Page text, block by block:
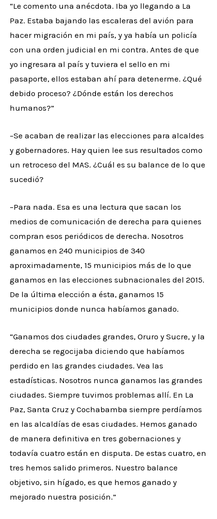
“Le comento una anécdota. Iba yo llegando a La
Paz. Estaba bajando las escaleras del avión para
hacer migración en mi país, y ya había un policía
con una orden judicial en mi contra. Antes de que
yo ingresara al país y tuviera el sello en mi
pasaporte, ellos estaban ahí para detenerme. ¿Qué
debido proceso? ¿Dónde están los derechos
humanos?”
–Se acaban de realizar las elecciones para alcaldes
y gobernadores. Hay quien lee sus resultados como
un retroceso del MAS. ¿Cuál es su balance de lo que
sucedió?
–Para nada. Esa es una lectura que sacan los
medios de comunicación de derecha para quienes
compran esos periódicos de derecha. Nosotros
ganamos en 240 municipios de 340
aproximadamente, 15 municipios más de lo que
ganamos en las elecciones subnacionales del 2015.
De la última elección a ésta, ganamos 15
municipios donde nunca habíamos ganado.
“Ganamos dos ciudades grandes, Oruro y Sucre, y la
derecha se regocijaba diciendo que habíamos
perdido en las grandes ciudades. Vea las
estadísticas. Nosotros nunca ganamos las grandes
ciudades. Siempre tuvimos problemas allí. En La
Paz, Santa Cruz y Cochabamba siempre perdíamos
en las alcaldías de esas ciudades. Hemos ganado
de manera definitiva en tres gobernaciones y
todavía cuatro están en disputa. De estas cuatro, en
tres hemos salido primeros. Nuestro balance
objetivo, sin hígado, es que hemos ganado y
mejorado nuestra posición.”